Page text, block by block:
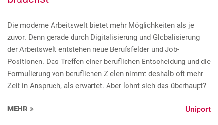
Die moderne Arbeitswelt bietet mehr Möglichkeiten als je
zuvor. Denn gerade durch Digitalisierung und Globalisierung
der Arbeitswelt entstehen neue Berufsfelder und Job-
Positionen. Das Treffen einer beruflichen Entscheidung und die
Formulierung von beruflichen Zielen nimmt deshalb oft mehr
Zeit in Anspruch, als erwartet. Aber lohnt sich das überhaupt?
MEHR Uniport